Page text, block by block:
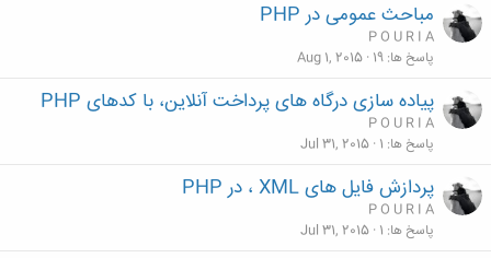
مباحث عمومی در PHP
P O U R I A
پاسخ ها 19
Aug 1, 2015
پیاده سازی درگاه های پرداخت آنلاین، با کدهای PHP
P O U R I A
پاسخ ها 1
Jul 31, 2015
پردازش فایل های XML ، در PHP
P O U R I A
پاسخ ها 1
Jul 31, 2015